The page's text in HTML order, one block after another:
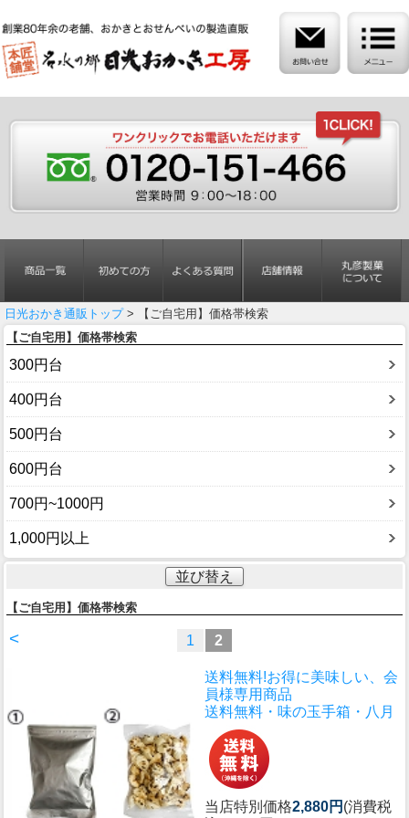
日光おかき通販トップ> 【ご自宅用】価格帯検索
【ご自宅用】価格帯検索
300円台
400円台
500円台
600円台
700円~1000円
1,000円以上
並び替え
【ご自宅用】価格帯検索
< 1 2
送料無料!お得に美味しい、会
員様専用商品
送料無料・味の玉手箱・八月
当店特別価格2,880円 (消費税